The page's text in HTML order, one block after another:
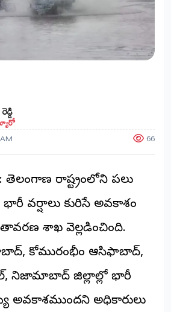
66
తెలంగాణ రాష్ట్రంలోని పలు
భారీ వర్షాలు కురిసే అవకాశం
శాఖ వెల్లడించింది.
కోమురంభీం ఆసిఫాబాద్,
నిజామాబాద్ జిల్లాల్లో భారీ
అవకాశముందని అధికారులు